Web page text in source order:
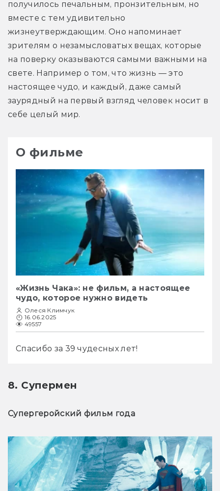
получилось печальным, пронзительным, но
вместе с тем удивительно
жизнеутверждающим. Оно напоминает
зрителям о незамысловатых вещах, которые
на поверку оказываются самыми важными на
свете. Например о том, что жизнь — это
настоящее чудо, и каждый, даже самый
заурядный на первый взгляд человек носит в
себе целый мир.
О фильме
«Жизнь Чака»: не фильм, а настоящее
чудо, которое нужно видеть
Олеся Климчук
16.06.2025
49557
Спасибо за 39 чудесных лет!
8. Супермен
Супергеройский фильм года